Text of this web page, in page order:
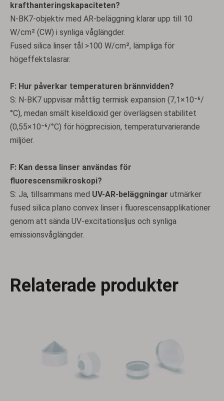
krafthanteringskapaciteten?
N-BK7-objektiv med AR-beläggning klarar upp till 10
W/cm² (CW) i synliga våglängder.
Fused silica linser tål >100 W/cm², lämpliga för
högeffektslasrar.
F: Hur påverkar temperaturen brännvidden?
S: N-BK7 uppvisar måttlig termisk expansion (7,1×10⁻⁶/
°C), medan smält kiseldioxid ger överlägsen stabilitet
(0,55×10⁻⁶/°C) för högprecision, temperaturvarierande
miljöer.
F: Kan dessa linser användas för
fluorescensmikroskopi?
S: Ja, tillsammans med UV-AR-beläggningar utmärker
fused silica plano convex linser i fluorescensapplikationer
genom att sända UV-excitationsljus och synliga
emissionsvåglängder.
Relaterade produkter
Plano-konkava linser Menisklinser